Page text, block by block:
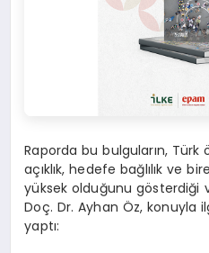
Raporda bu bulguların,
açıklık, hedefe bağlılık ve
yüksek olduğunu gösterdiği
Doç. Dr. Ayhan Öz, konuyla
yaptı: